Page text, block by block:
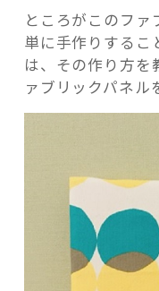
ところがこのファ
単に手作りするこ
は、その作り方を
ァブリックパネル